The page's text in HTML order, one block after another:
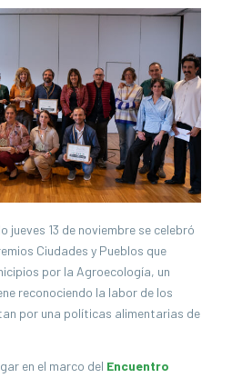
jueves 13 de noviembre se celebró
Ciudades y Pueblos que
por la Agroecología, un
reconociendo la labor de los
por una políticas alimentarias de
en el marco del Encuentro